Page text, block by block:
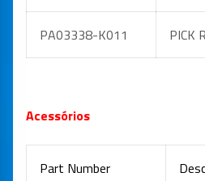
PA03338-K011 PICK
Acessórios
Part Number